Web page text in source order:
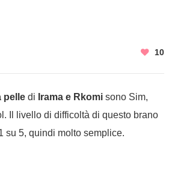
10
pelledi Irama e Rkomisono Sim,
Il livello di difficoltà di questo brano
su 5, quindi molto semplice.